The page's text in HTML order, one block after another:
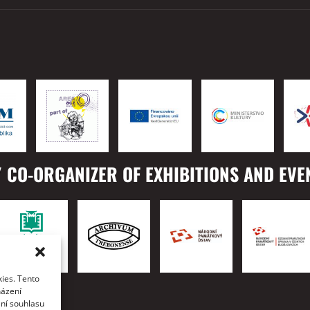
Tento
souhlasu
ORGANIZER OF EXHIBITIONS AND